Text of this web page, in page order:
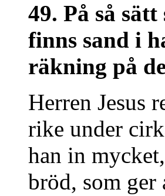
49. På så
finns sand i
räkning på
Herren Jesus
rike under
han in
bröd, som